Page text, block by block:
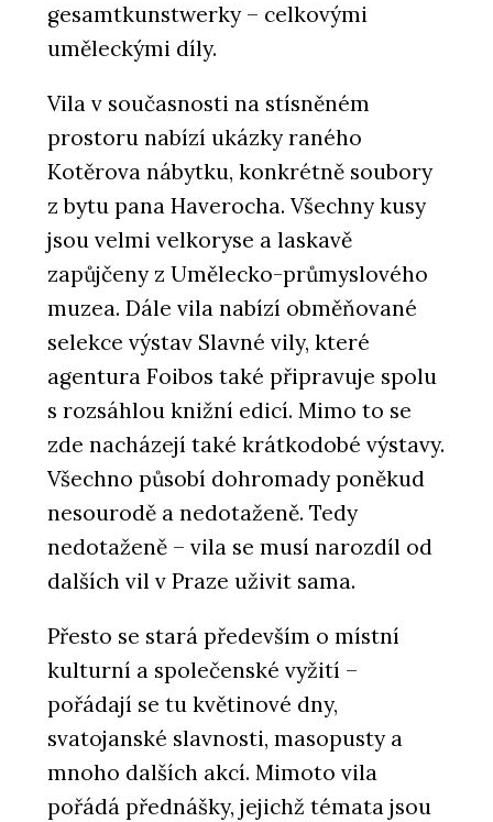
gesamtkunstwerky – celkovými
uměleckými díly.
Vila v současnosti na stísněném
prostoru nabízí ukázky raného
Kotěrova nábytku, konkrétně soubory
z bytu pana Haverocha. Všechny kusy
jsou velmi velkoryse a laskavě
zapůjčeny z Umělecko-průmyslového
muzea. Dále vila nabízí obměňované
selekce výstav Slavné vily, které
agentura Foibos také připravuje spolu
s rozsáhlou knižní edicí. Mimo to se
zde nacházejí také krátkodobé výstavy.
Všechno působí dohromady poněkud
nesourodě a nedotaženě. Tedy
nedotaženě – vila se musí narozdíl od
dalších vil v Praze uživit sama.
Přesto se stará především o místní
kulturní a společenské vyžití –
pořádají se tu květinové dny,
svatojanské slavnosti, masopusty a
mnoho dalších akcí. Mimoto vila
pořádá přednášky, jejichž témata jsou